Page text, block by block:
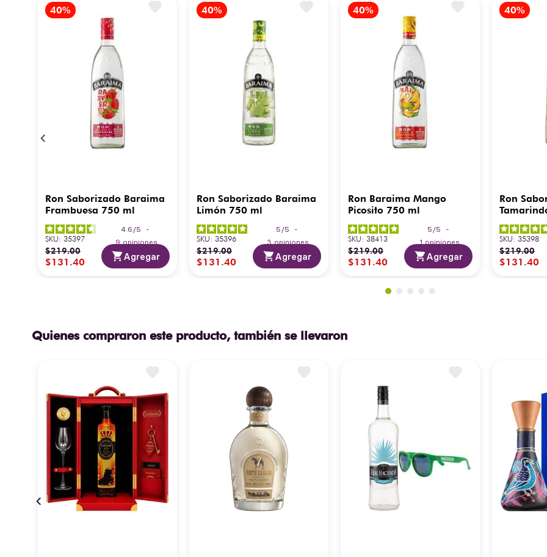
Ron Saborizado Baraima
Frambuesa 750 ml
4.6 /5
-
9 opiniones
SKU: 35397
$219.00
$131 .40 Agregar
Ron Saborizado Baraima
Limón 750 ml
5 /5
-
3 opiniones
SKU: 35396
$219.00
$131 .40 Agregar
Ron Baraima Mango
Picosito 750 ml
5 /5
-
1 opiniones
SKU: 38413
$219.00
$131 .40 Agregar
Ron
SKU: 35398
$219.00
$131 .40
Quienes compraron este producto, también se llevaron